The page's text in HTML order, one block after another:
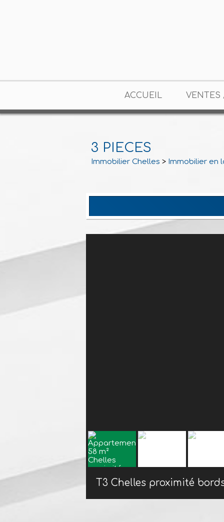
ACCUEIL VENTES
3 PIECES
Immobilier Chelles > Immobilier en
T3 Chelles proximité